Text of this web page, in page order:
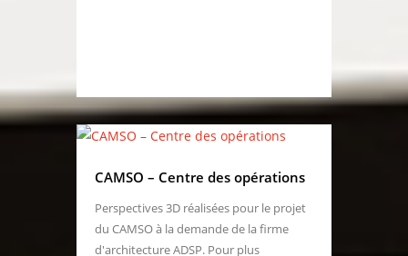
CAMSO – Centre des opérations
Perspectives 3D réalisées pour le projet
du CAMSO à la demande de la firme
d'architecture ADSP. Pour plus